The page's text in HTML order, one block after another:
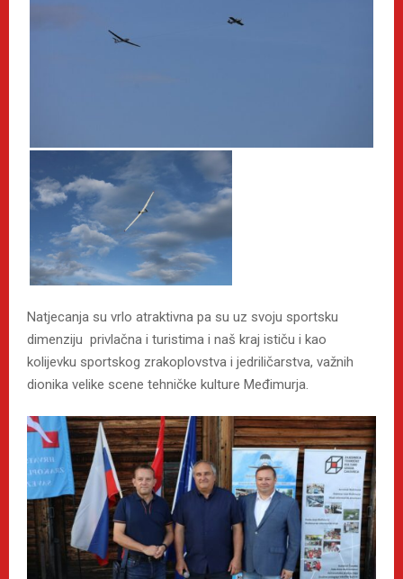
Natjecanja su vrlo atraktivna pa su uz svoju sportsku
dimenziju privlačna i turistima i naš kraj ističu i kao
kolijevku sportskog zrakoplovstva i jedriličarstva, važnih
dionika velike scene tehničke kulture Međimurja.